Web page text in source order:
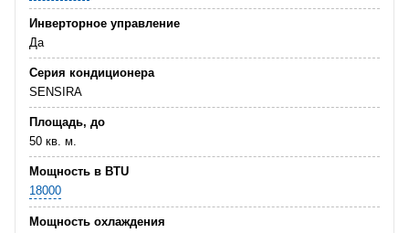
Инверторное управление
Да
Серия кондиционера
SENSIRA
Площадь, до
50 кв. м.
Мощность в BTU
18000
Мощность охлаждения